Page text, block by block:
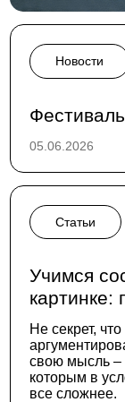
Новости
05.06.2026
Статьи
Учимся
картинке:
Не секрет,
свою мысль –
которым в
все сложнее.